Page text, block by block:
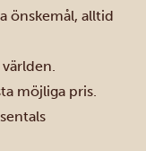
önskemål, alltid
möjliga pris.